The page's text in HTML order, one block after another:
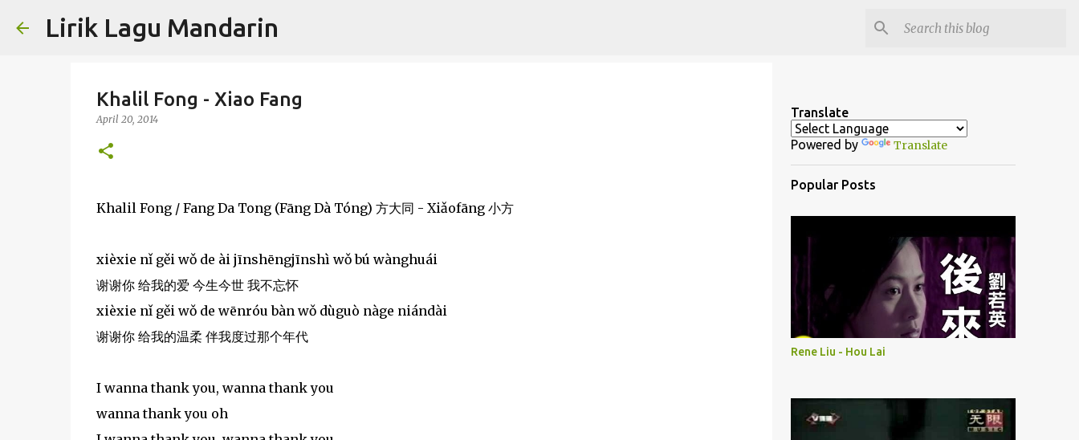
Lirik Lagu Mandarin
Khalil Fong - Xiao Fang
April 20, 2014
Khalil Fong / Fang Da Tong (Fāng Dà Tóng) 方大同 - Xiǎofāng 小方
xièxie nǐ gěi wǒ de ài jīnshēngjīnshì wǒ bú wànghuái
谢谢你 给我的爱 今生今世 我不忘怀
xièxie nǐ gěi wǒ de wēnróu bàn wǒ dùguò nàge niándài
谢谢你 给我的温柔 伴我度过那个年代
I wanna thank you, wanna thank you
wanna thank you oh
Translate
Powered by Translate
Popular Posts
Rene Liu - Hou Lai